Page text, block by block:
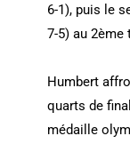
6-1), puis le
7-5) au 2ème
Humbert
quarts de
médaille